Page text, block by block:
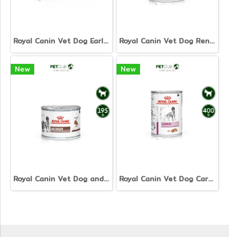
Royal Canin Vet Dog Early Renal - อาหารเปียกสุนัขสูตรดูแลไต ระยะแรก Royal Canin Vet Dog Renal - อาหารเปียกสูตรดูแลไต
New
Royal Canin Vet Dog and Cat Recovery - อาหารเปียกสุนัขและแมวสูตรพักฟื้น
New
Royal Canin Vet Dog Cardiac - อาหารเปียกสุนัขสูตรดูแลหัวใจ